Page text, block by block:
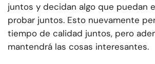
juntos y decidan algo que puedan
probar juntos. Esto nuevamente
tiempo de calidad juntos, pero
mantendrá las cosas interesantes.